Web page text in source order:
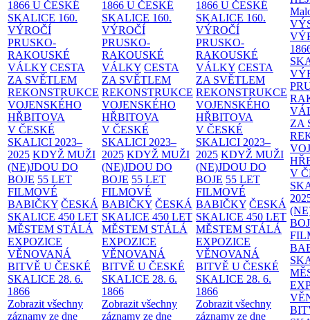
1866 U ČESKÉ
SKALICE 160.
VÝROČÍ
PRUSKO-
RAKOUSKÉ
VÁLKY CESTA
ZA SVĚTLEM
REKONSTRUKCE
VOJENSKÉHO
HŘBITOVA
V ČESKÉ
SKALICI 2023–
2025 KDYŽ MUŽI
(NE)JDOU DO
BOJE 55 LET
FILMOVÉ
BABIČKY ČESKÁ
SKALICE 450 LET
MĚSTEM STÁLÁ
EXPOZICE
VĚNOVANÁ
BITVĚ U ČESKÉ
SKALICE 28. 6.
1866
Zobrazit všechny
záznamy ze dne
1866 U ČESKÉ
SKALICE 160.
VÝROČÍ
PRUSKO-
RAKOUSKÉ
VÁLKY CESTA
ZA SVĚTLEM
REKONSTRUKCE
VOJENSKÉHO
HŘBITOVA
V ČESKÉ
SKALICI 2023–
2025 KDYŽ MUŽI
(NE)JDOU DO
BOJE 55 LET
FILMOVÉ
BABIČKY ČESKÁ
SKALICE 450 LET
MĚSTEM STÁLÁ
EXPOZICE
VĚNOVANÁ
BITVĚ U ČESKÉ
SKALICE 28. 6.
1866
Zobrazit všechny
záznamy ze dne
1866 U ČESKÉ
SKALICE 160.
VÝROČÍ
PRUSKO-
RAKOUSKÉ
VÁLKY CESTA
ZA SVĚTLEM
REKONSTRUKCE
VOJENSKÉHO
HŘBITOVA
V ČESKÉ
SKALICI 2023–
2025 KDYŽ MUŽI
(NE)JDOU DO
BOJE 55 LET
FILMOVÉ
BABIČKY ČESKÁ
SKALICE 450 LET
MĚSTEM STÁLÁ
EXPOZICE
VĚNOVANÁ
BITVĚ U ČESKÉ
SKALICE 28. 6.
1866
Zobrazit všechny
záznamy ze dne
ZA
V